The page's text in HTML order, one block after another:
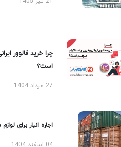
چرا خرید فالوور
است؟
27 مرداد 1404
اجاره انبار برای
04 اسفند 1404